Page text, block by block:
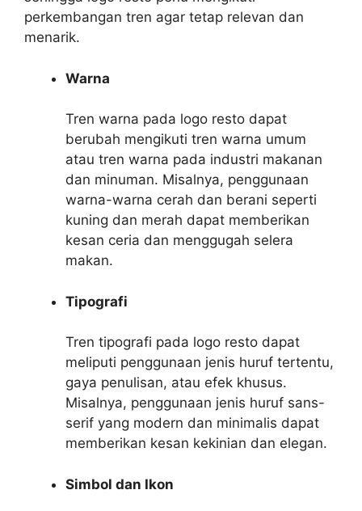
perkembangan tren agar tetap relevan dan
menarik.
Warna
Tren warna pada logo resto dapat
berubah mengikuti tren warna umum
atau tren warna pada industri makanan
dan minuman. Misalnya, penggunaan
warna-warna cerah dan berani seperti
kuning dan merah dapat memberikan
kesan ceria dan menggugah selera
makan.
Tipografi
Tren tipografi pada logo resto dapat
meliputi penggunaan jenis huruf tertentu,
gaya penulisan, atau efek khusus.
Misalnya, penggunaan jenis huruf sans-
serif yang modern dan minimalis dapat
memberikan kesan kekinian dan elegan.
Simbol dan Ikon